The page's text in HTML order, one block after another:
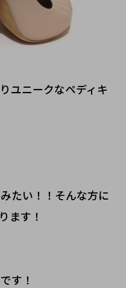
ユニークなペディキ
たい！！そんな方に
ます！
す！